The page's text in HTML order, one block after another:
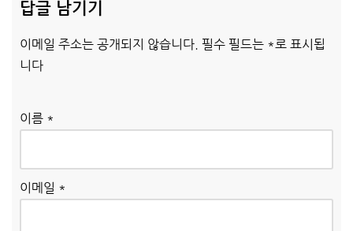
답글 남기기
이메일 주소는 공개되지 않습니다. 필수 필드는 * 로 표시됩
니다
이름 *
이메일 *